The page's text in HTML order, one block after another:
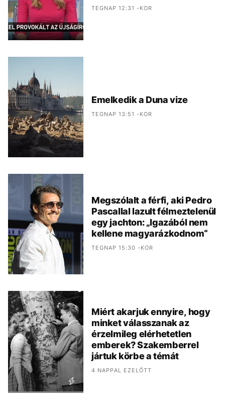
TEGNAP 12:31 -KOR
Emelkedik a Duna vize
TEGNAP 13:51 -KOR
Megszólalt a férfi, aki Pedro
Pascallal lazult félmeztelenül
egy jachton: „Igazából nem
kellene magyarázkodnom“
TEGNAP 15:30 -KOR
Miért akarjuk ennyire, hogy
minket válasszanak az
érzelmileg elérhetetlen
emberek? Szakemberrel
jártuk körbe a témát
4 NAPPAL EZELŐTT